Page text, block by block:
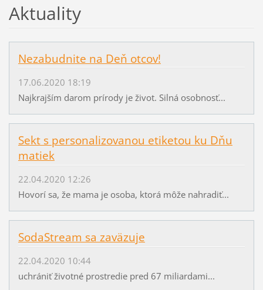
Aktuality
Nezabudnite na Deň otcov!
17.06.2020 18:19
Najkrajším darom prírody je život. Silná osobnosť...
Sekt s personalizovanou etiketou ku Dňu
matiek
22.04.2020 12:26
Hovorí sa, že mama je osoba, ktorá môže nahradiť...
SodaStream sa zaväzuje
22.04.2020 10:44
uchrániť životné prostredie pred 67 miliardami...